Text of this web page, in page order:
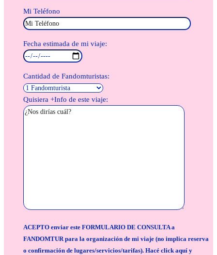
Mi Teléfono
Fecha estimada de mi viaje:
Cantidad de Fandomturistas:
Quisiera +Info de este viaje:
ACEPTO enviar este FORMULARIO DE CONSULTA a
FANDOMTUR para la organización de mi viaje (no implica reserva
o confirmación de lugares/servicios/tarifas). Hacé click aquí y